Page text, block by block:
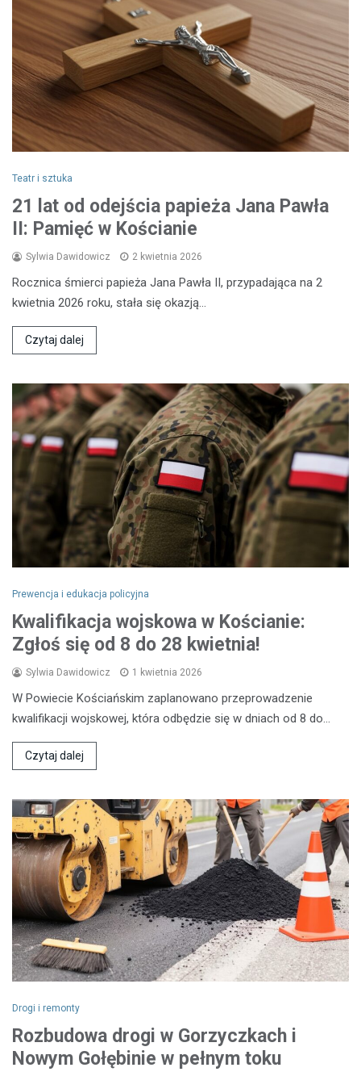
Teatr i sztuka
21 lat od odejścia papieża Jana Pawła
II: Pamięć w Kościanie
Sylwia Dawidowicz 2 kwietnia 2026
Rocznica śmierci papieża Jana Pawła II, przypadająca na 2
kwietnia 2026 roku, stała się okazją…
Czytaj dalej
Prewencja i edukacja policyjna
Kwalifikacja wojskowa w Kościanie:
Zgłoś się od 8 do 28 kwietnia!
Sylwia Dawidowicz 1 kwietnia 2026
W Powiecie Kościańskim zaplanowano przeprowadzenie
kwalifikacji wojskowej, która odbędzie się w dniach od 8 do…
Czytaj dalej
Drogi i remonty
Rozbudowa drogi w Gorzyczkach i
Nowym Gołębinie w pełnym toku